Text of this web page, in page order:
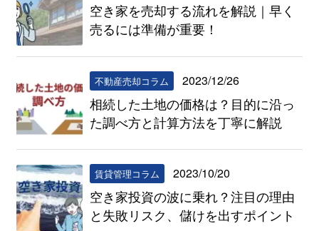
空き家を売却する流れを解説｜早く
売るには準備が重要！
不動産売却コラム 2023/12/26
相続した土地の価格は？目的に沿っ
た調べ方と計算方法を丁寧に解説
賃貸管理コラム 2023/10/20
空き家投資の波に乗れ？注目の理由
と失敗リスク、儲けを出すポイント